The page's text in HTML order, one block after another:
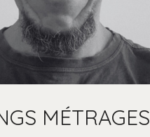
MÉTRAGES